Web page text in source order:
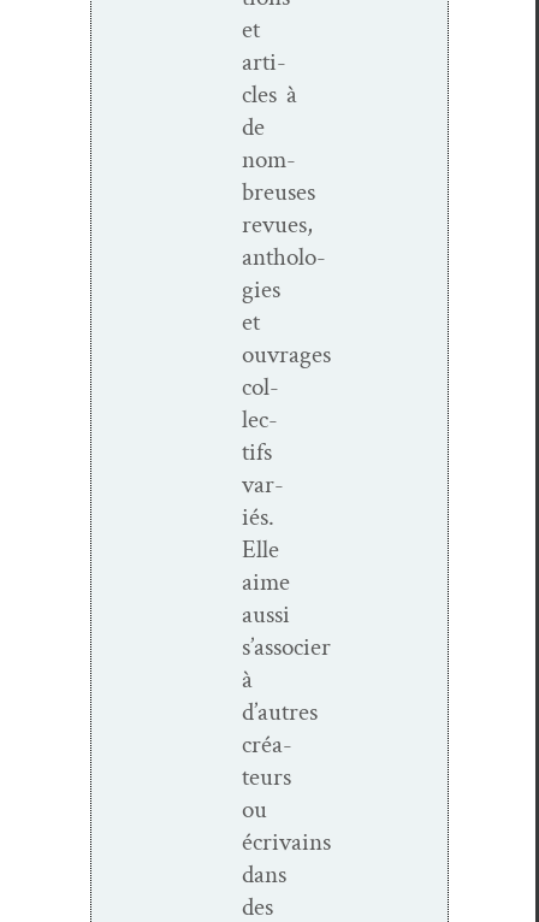
et
arti­
cles à
de
nom­
breuses
revues,
antholo­
gies
et
ouvrages
col­
lec­
tifs
var­
iés.
Elle
aime
aus­si
s’associer
à
d’autres
créa­
teurs
ou
écrivains
dans
des